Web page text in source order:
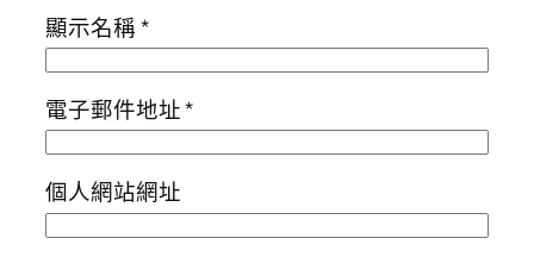
顯示名稱*
電子郵件地址*
個人網站網址